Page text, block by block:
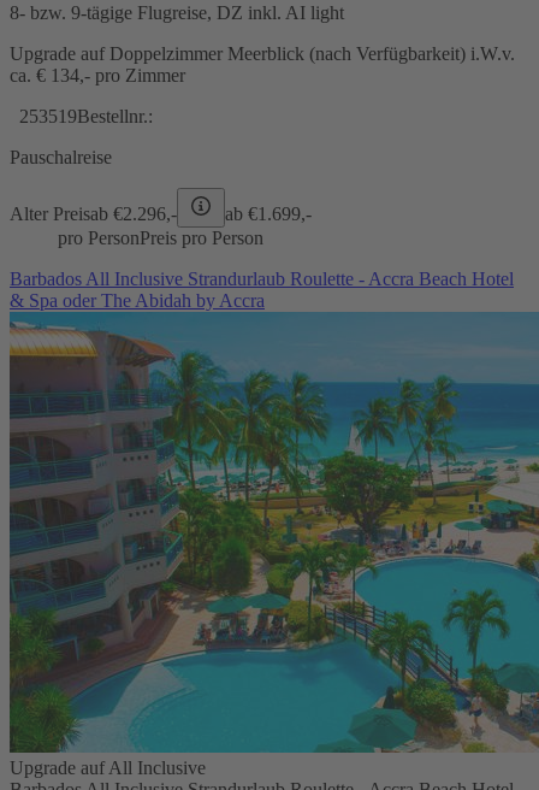
8- bzw. 9-tägige Flugreise, DZ inkl. AI light
Upgrade auf Doppelzimmer Meerblick (nach Verfügbarkeit) i.W.v.
ca. € 134,- pro Zimmer
253519Bestellnr.:
Pauschalreise
Alter Preisab €2.296,- ab €1.699,-
pro PersonPreis pro Person
Barbados All Inclusive Strandurlaub Roulette - Accra Beach Hotel
& Spa oder The Abidah by Accra
Upgrade auf All Inclusive